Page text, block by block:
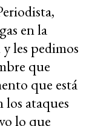
en la
les pedimos
que
que está
los ataques
lo que